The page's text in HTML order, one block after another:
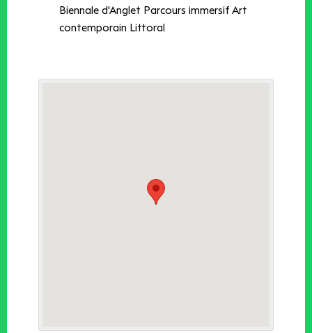
Biennale d'Anglet Parcours immersif Art
contemporain Littoral